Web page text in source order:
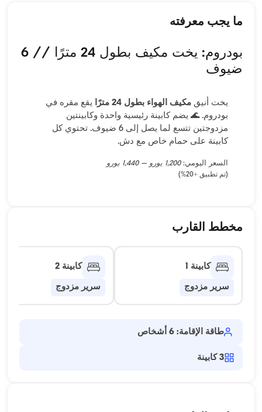
ما يجب معرفته
بودروم: يخت مكيف بطول 24 مترًا // 6
ضيوف
يخت أنيق مكيف الهواء بطول 24 مترًا
يقع مقره في
بودروم. 🌊 يضم كابينة رئيسية واحدة وكابينتين
مزدوجتين تتسع لما يصل إلى 6 ضيوف. تحتوي كل
كابينة على حمام خاص مع دش.
السعر اليومي:1,200 يورو – 1,440 يورو
(تم تطبيق +20%)
مخطط القارب
كابينة 1
سرير مزدوج
كابينة 2
سرير مزدوج
طاقة الإقامة: 6 أشخاص
3 كابينة